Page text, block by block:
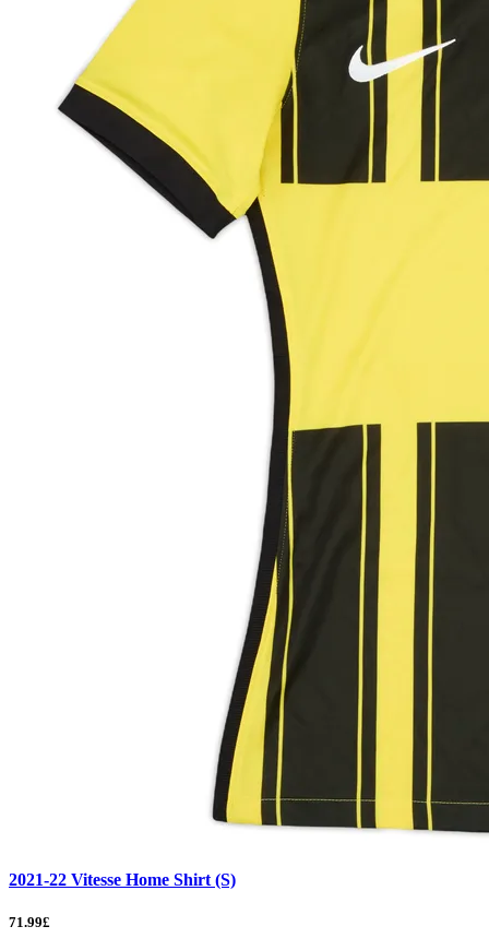
2021-22 Vitesse Home Shirt (S)
71.99£